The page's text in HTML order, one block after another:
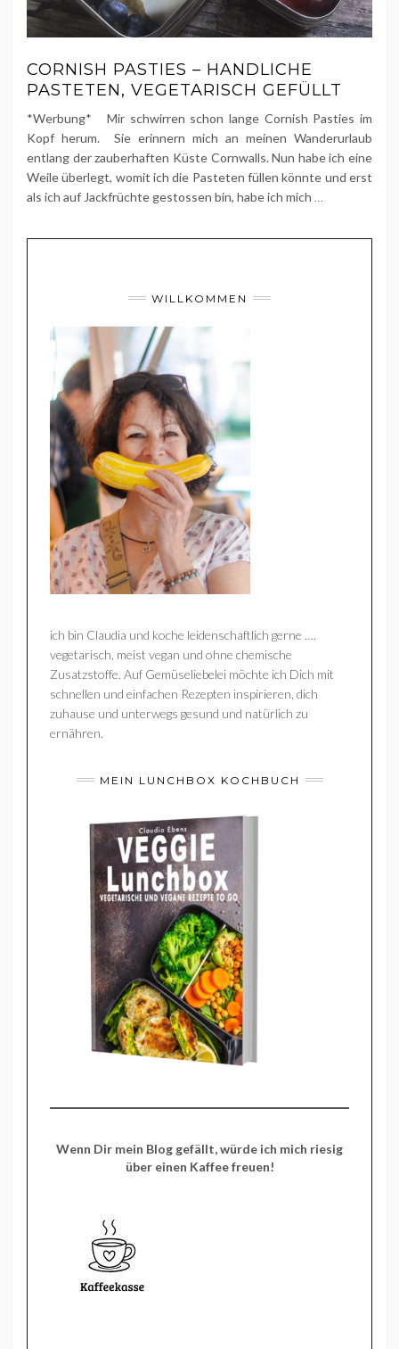
CORNISH PASTIES – HANDLICHE
PASTETEN, VEGETARISCH GEFÜLLT
*Werbung* Mir schwirren schon lange Cornish Pasties im
Kopf herum. Sie erinnern mich an meinen Wanderurlaub
entlang der zauberhaften Küste Cornwalls. Nun habe ich eine
Weile überlegt, womit ich die Pasteten füllen könnte und erst
als ich auf Jackfrüchte gestossen bin, habe ich mich …
WILLKOMMEN
ich bin Claudia und koche leidenschaftlich gerne ….
vegetarisch, meist vegan und ohne chemische
Zusatzstoffe. Auf Gemüseliebelei möchte ich Dich mit
schnellen und einfachen Rezepten inspirieren, dich
zuhause und unterwegs gesund und natürlich zu
ernähren.
MEIN LUNCHBOX KOCHBUCH
Wenn Dir mein Blog gefällt, würde ich mich riesig
über einen Kaffee freuen!